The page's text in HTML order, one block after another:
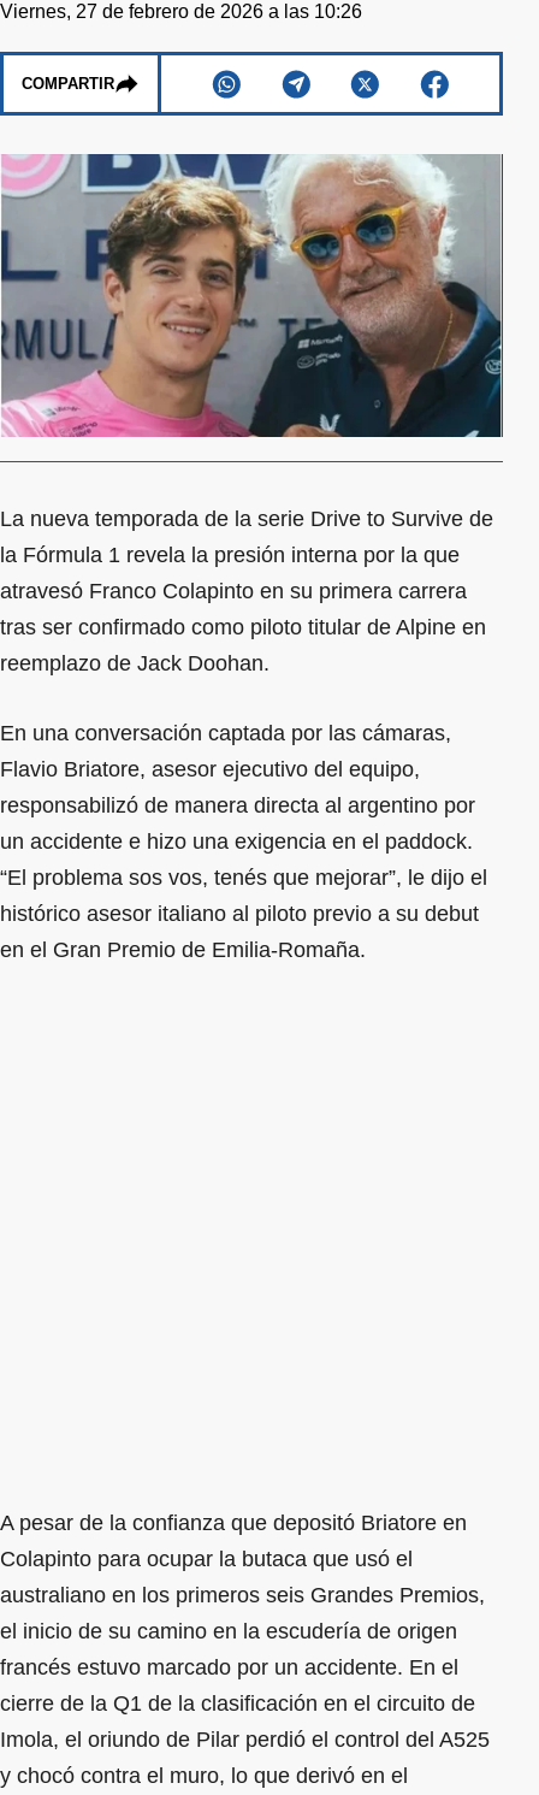
Viernes, 27 de febrero de 2026 a las 10:26
COMPARTIR
La nueva temporada de la serie Drive to Survive de
la Fórmula 1 revela la presión interna por la que
atravesó Franco Colapinto en su primera carrera
tras ser confirmado como piloto titular de Alpine en
reemplazo de Jack Doohan.
En una conversación captada por las cámaras,
Flavio Briatore, asesor ejecutivo del equipo,
responsabilizó de manera directa al argentino por
un accidente e hizo una exigencia en el paddock.
“El problema sos vos, tenés que mejorar”, le dijo el
histórico asesor italiano al piloto previo a su debut
en el Gran Premio de Emilia-Romaña.
A pesar de la confianza que depositó Briatore en
Colapinto para ocupar la butaca que usó el
australiano en los primeros seis Grandes Premios,
el inicio de su camino en la escudería de origen
francés estuvo marcado por un accidente. En el
cierre de la Q1 de la clasificación en el circuito de
Imola, el oriundo de Pilar perdió el control del A525
y chocó contra el muro, lo que derivó en el